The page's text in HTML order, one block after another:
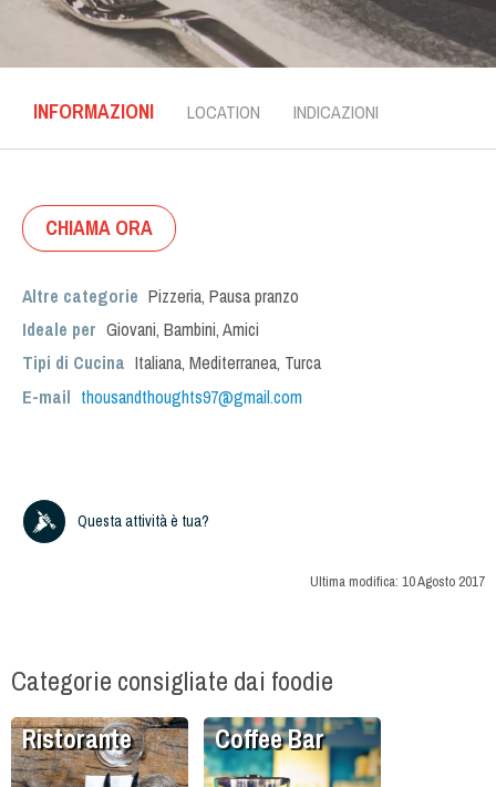
INFORMAZIONI LOCATION INDICAZIONI
CHIAMA ORA
Altre categorie Pizzeria, Pausa pranzo
Ideale per Giovani, Bambini,Amici
Tipi di Cucina Italiana, Mediterranea, Turca
E-mail thousandthoughts97@gmail.com
Questa attività è tua?
Ultima modifica: 10 Agosto 2017
Categorie consigliate dai foodie
Ristorante Coffee Bar